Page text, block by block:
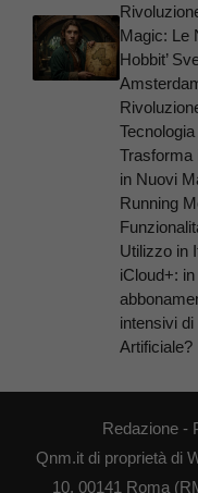
Magic: Le
Hobbit’
Trasforma
in Nuovi
Running
Utilizzo in
iCloud+:
intensivi
Artificiale?
Redazione -
Qnm.it di proprietà di
10, 00141 Roma